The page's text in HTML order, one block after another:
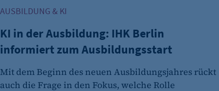
Session
Cookie Consent
Name:
cookie_consent
AUSBILDUNG & KI
KI in der Ausbildung: IHK Berlin
informiert zum Ausbildungsstart
Mit dem Beginn des neuen Ausbildungsjahres rückt
auch die Frage in den Fokus, welche Rolle